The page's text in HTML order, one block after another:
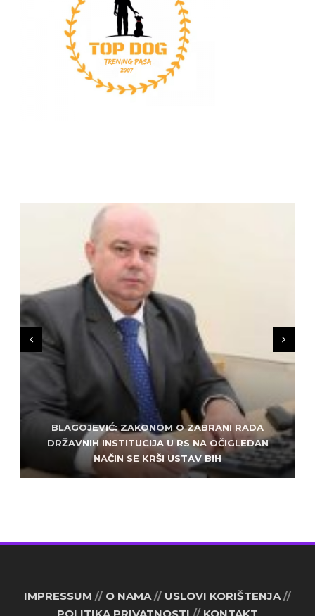
BLAGOJEVIĆ: ZAKONOM O ZABRANI RADA
DRŽAVNIH INSTITUCIJA U RS NA OČIGLEDAN
NAČIN SE KRŠI USTAV BIH
ZLATKO MILETIĆ: DODIK NEMA KUD OD
KRIMINALA, LJUDE IZ REPUBLIEK SRPSKE VUČE U
HAOS
SARAJEVO: ALEM MUDŽELET – ČOVJEK OD
POVJERENJA
IMPRESSUM // O NAMA// USLOVI KORIŠTENJA//